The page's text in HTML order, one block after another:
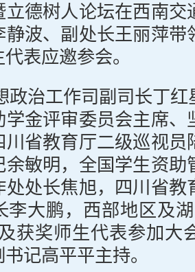
立德树人论坛在西南交
静波、副处长王丽萍带
表应邀参会。
政治工作司副司长丁
学金评审委员会主席、
川省教育厅二级巡视员
余敏明，全国学生资助
处处长焦旭，四川省教
李大鹏，西部地区及
获奖师生代表参加大
记高平平主持。